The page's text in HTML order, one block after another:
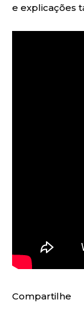
e explicações
Compartilhe